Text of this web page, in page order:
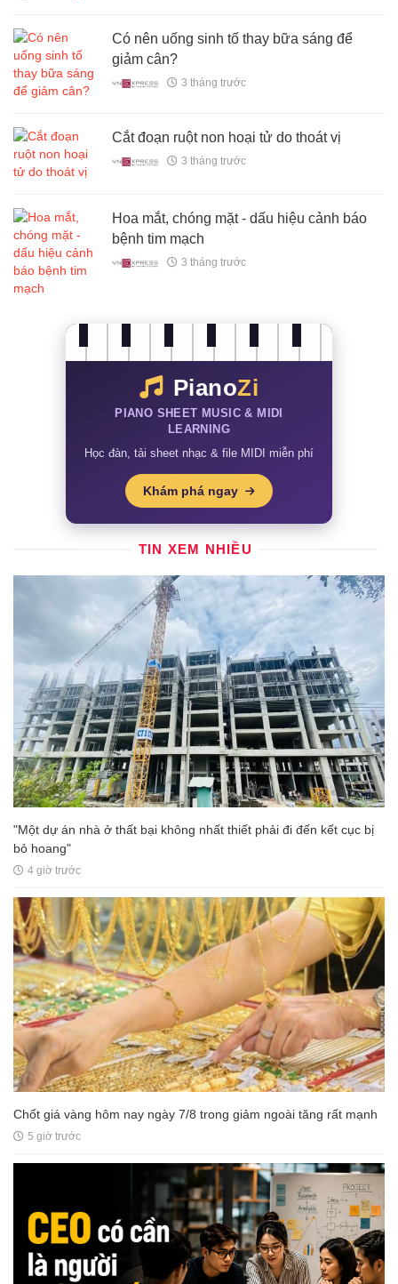
Có nên uống sinh tố thay bữa sáng để
giảm cân?
3 tháng trước
Cắt đoạn ruột non hoại tử do thoát vị
3 tháng trước
Hoa mắt, chóng mặt - dấu hiệu cảnh báo
bệnh tim mạch
3 tháng trước
PianoZi
PIANO SHEET MUSIC & MIDI
LEARNING
Học đàn, tải sheet nhạc & file MIDI miễn phí
Khám phá ngay
TIN XEM NHIỀU
"Một dự án nhà ở thất bại không nhất thiết phải đi đến kết cục bị
bỏ hoang"
4 giờ trước
Chốt giá vàng hôm nay ngày 7/8 trong giảm ngoài tăng rất mạnh
5 giờ trước